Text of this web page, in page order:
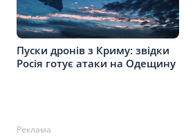
Пуски дронів з Криму: звідки
Росія готує атаки на Одещину
Реклама